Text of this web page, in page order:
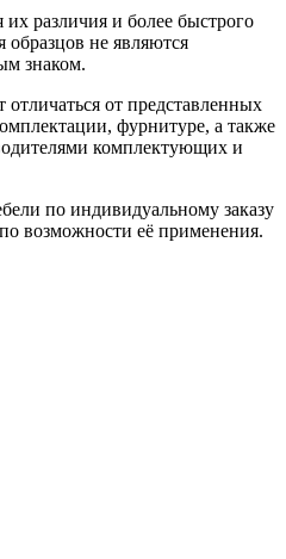
различия и более быстрого
образцов не являются
знаком.
от представленных
фурнитуре, а также
комплектующих и
по индивидуальному заказу
возможности её применения.